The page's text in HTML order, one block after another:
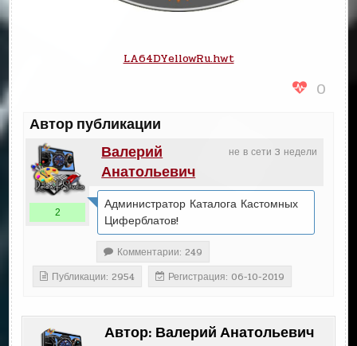
LA64DYellowRu.hwt
0
Автор публикации
не в сети 3 недели
Валерий
Анатольевич
2
Администратор Каталога Кастомных
Циферблатов!
Комментарии: 249
Публикации: 2954
Регистрация: 06-10-2019
Автор: Валерий Анатольевич